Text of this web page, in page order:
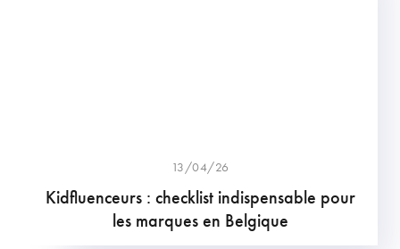
13/04/26
Kidfluenceurs : checklist indispensable pour
les marques en Belgique